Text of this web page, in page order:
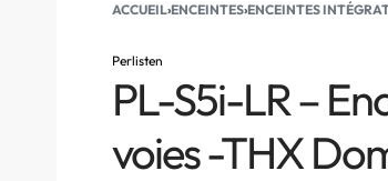
ACCUEIL›ENCEINTES›ENCEINTES
Perlisten
PL-S5i-LR –
voies -THX